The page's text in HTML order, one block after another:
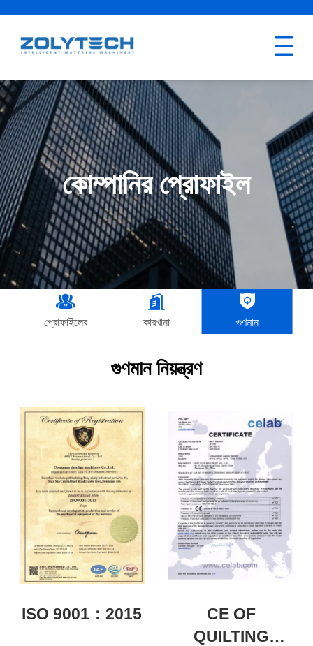
কোম্পানির প্রোফাইল
প্রোফাইলের কারখানা গুণমান
গুণমান নিয়ন্ত্রণ
ISO 9001：2015
CE OF
QUILTING